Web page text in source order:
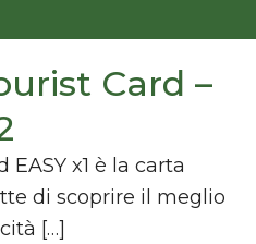
Card –
EASY x1 è la carta
di scoprire il meglio
[…]